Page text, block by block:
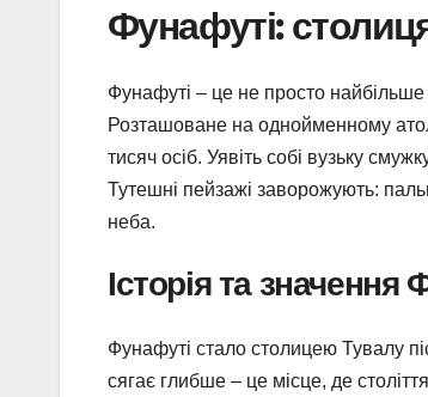
Фунафуті:
Фунафуті – це не просто найбільше
Розташоване на однойменному
тисяч осіб. Уявіть собі вузьку
Тутешні пейзажі заворожують:
неба.
Історія та значення
Фунафуті стало столицею Тувалу
сягає глибше – це місце, де